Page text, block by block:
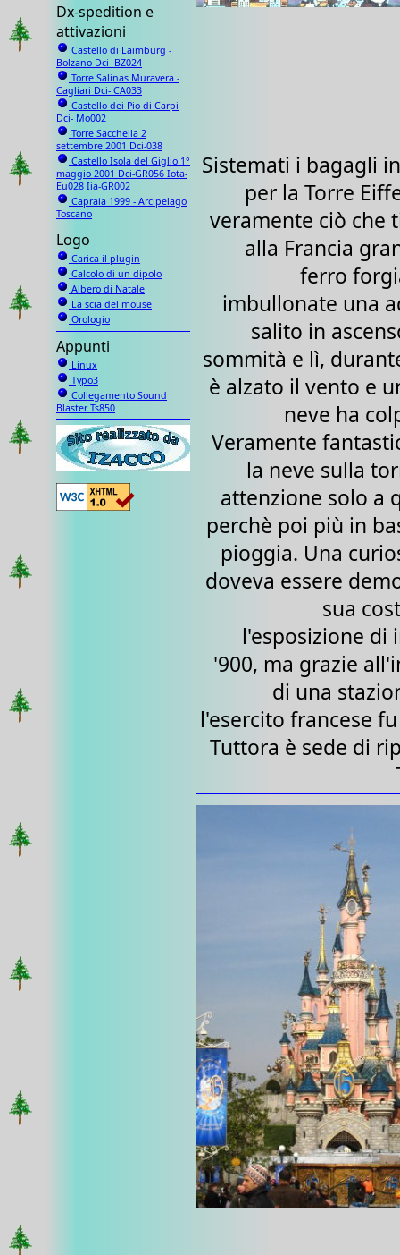
Dx-spedition e
attivazioni
Castello di Laimburg -
Bolzano Dci- BZ024
Torre Salinas Muravera -
Cagliari Dci- CA033
Castello dei Pio di Carpi
Dci- Mo002
Torre Sacchella 2
settembre 2001 Dci-038
Castello Isola del Giglio 1°
maggio 2001 Dci-GR056 Iota-
Eu028 Iia-GR002
Capraia 1999 - Arcipelago
Toscano
Logo
Carica il plugin
Calcolo di un dipolo
Albero di Natale
La scia del mouse
Orologio
Appunti
Linux
Typo3
Collegamento Sound
Blaster Ts850
Sistemati i bagagli
per la Torre
veramente ciò che
alla Francia
ferro
imbullonate una
salito in
sommità e lì,
è alzato il vento e
neve ha
Veramente
la neve sulla
attenzione solo a
perchè poi più in
pioggia. Una
doveva essere
sua
l'esposizione di
'900, ma grazie
di una
l'esercito francese
Tuttora è sede di